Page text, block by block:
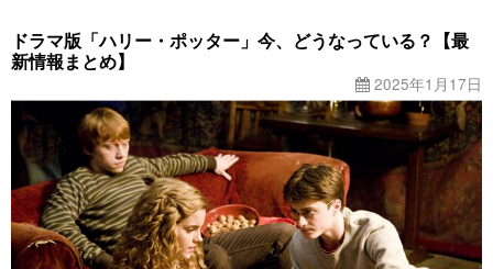
ドラマ版「ハリー・ポッター」今、どうなっている？【最
新情報まとめ】
2025年1月17日